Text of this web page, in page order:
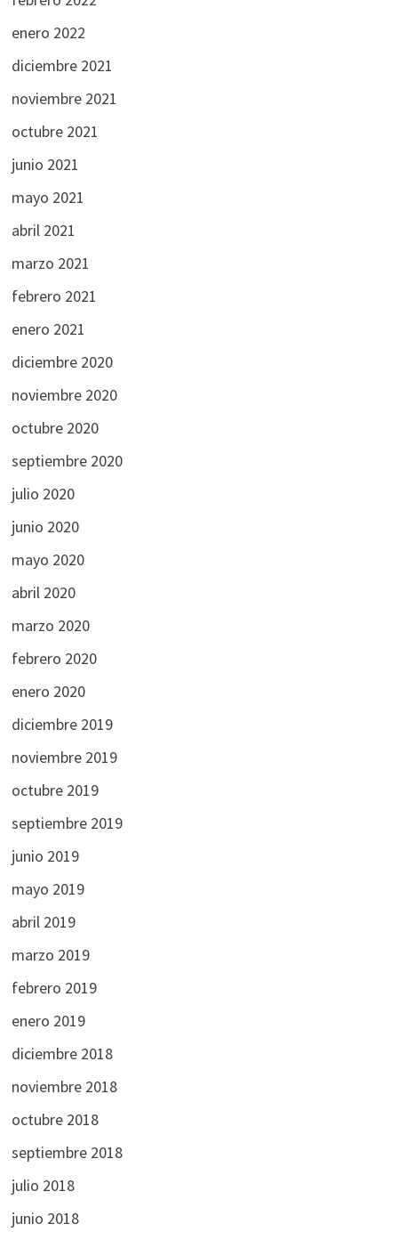
enero 2022
diciembre 2021
noviembre 2021
octubre 2021
junio 2021
mayo 2021
abril 2021
marzo 2021
febrero 2021
enero 2021
diciembre 2020
noviembre 2020
octubre 2020
septiembre 2020
julio 2020
junio 2020
mayo 2020
abril 2020
marzo 2020
febrero 2020
enero 2020
diciembre 2019
noviembre 2019
octubre 2019
septiembre 2019
junio 2019
mayo 2019
abril 2019
marzo 2019
febrero 2019
enero 2019
diciembre 2018
noviembre 2018
octubre 2018
septiembre 2018
julio 2018
junio 2018